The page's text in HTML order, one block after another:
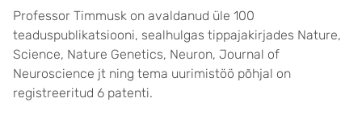
Professor Timmusk on avaldanud üle 100
teaduspublikatsiooni, sealhulgas tippajakirjades Nature,
Science, Nature Genetics, Neuron, Journal of
Neuroscience jt ning tema uurimistöö põhjal on
registreeritud 6 patenti.